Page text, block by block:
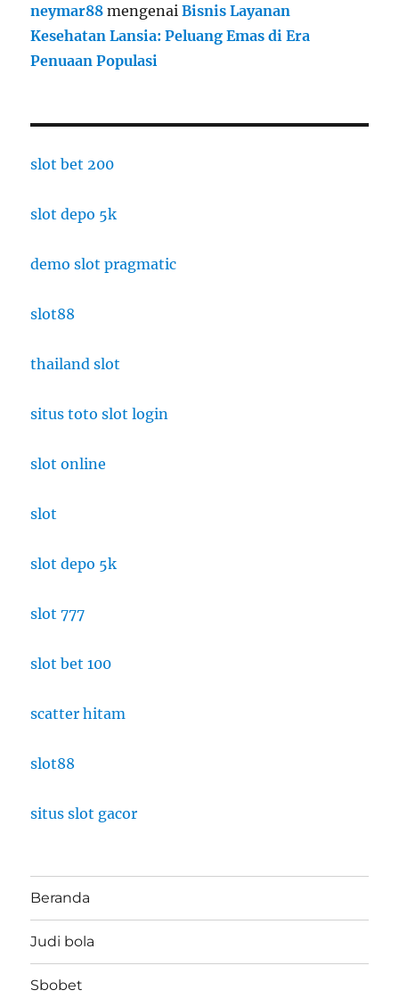
neymar88 mengenaiBisnis Layanan
Kesehatan Lansia: Peluang Emas di Era
Penuaan Populasi
slot bet 200
slot depo 5k
demo slot pragmatic
slot88
thailand slot
situs toto slot login
slot online
slot
slot depo 5k
slot 777
slot bet 100
scatter hitam
slot88
situs slot gacor
Beranda
Judi bola
Sbobet